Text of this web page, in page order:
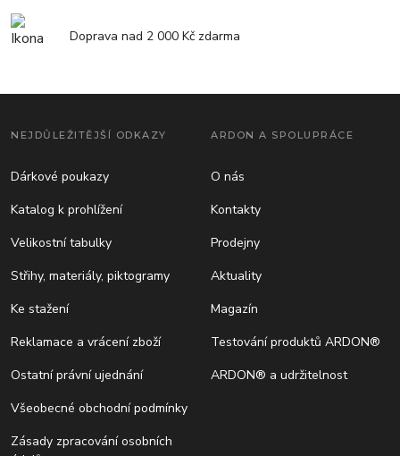
Doprava nad 2 000 Kč zdarma
NEJDŮLEŽITĚJŠÍ ODKAZY
Dárkové poukazy
Katalog k prohlížení
Velikostní tabulky
Střihy, materiály, piktogramy
Ke stažení
Reklamace a vrácení zboží
Ostatní právní ujednání
Všeobecné obchodní podmínky
Zásady zpracování osobních
ARDON A SPOLUPRÁCE
O nás
Kontakty
Prodejny
Aktuality
Magazín
Testování produktů ARDON®
ARDON® a udržitelnost